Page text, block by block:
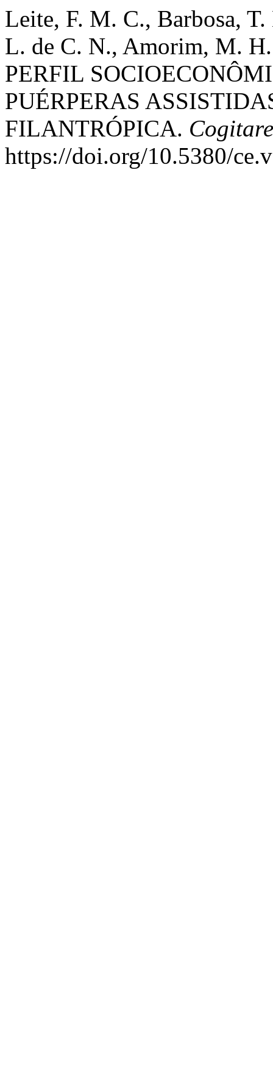
Leite, F. M. C., Barbosa,
L. de C. N., Amorim, M.
PERFIL
PUÉRPERAS
FILANTRÓPICA.
https://doi.org/10.5380/